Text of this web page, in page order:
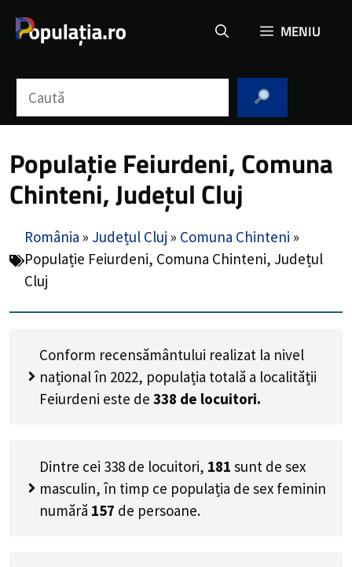
MENIU
Populație Feiurdeni, Comuna
Chinteni, Județul Cluj
România » Județul Cluj » Comuna Chinteni »
Populație Feiurdeni, Comuna Chinteni, Județul
Cluj
Conform recensământului realizat la nivel
național în 2022, populația totală a localității
Feiurdeni este de 338 de locuitori.
Dintre cei 338 de locuitori, 181 sunt de sex
masculin, în timp ce populația de sex feminin
numără 157 de persoane.